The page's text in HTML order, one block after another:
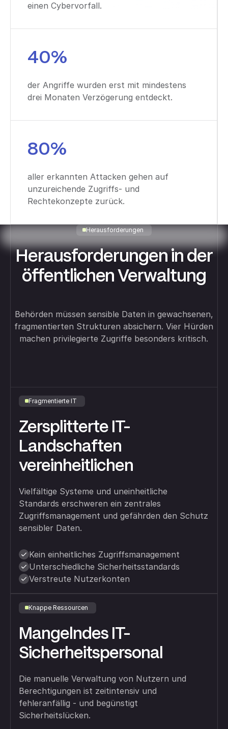
einen Cybervorfall.
40%
der Angriffe wurden erst mit mindestens
drei Monaten Verzögerung entdeckt.
80%
aller erkannten Attacken gehen auf
unzureichende Zugriffs- und
Rechtekonzepte zurück.
Herausforderungen
Herausforderungen in der
öffentlichen Verwaltung
Behörden müssen sensible Daten in gewachsenen,
fragmentierten Strukturen absichern. Vier Hürden
machen privilegierte Zugriffe besonders kritisch.
Fragmentierte IT
Zersplitterte IT-
Landschaften
vereinheitlichen
Vielfältige Systeme und uneinheitliche
Standards erschweren ein zentrales
Zugriffsmanagement und gefährden den Schutz
sensibler Daten.
Kein einheitliches Zugriffsmanagement
Unterschiedliche Sicherheitsstandards
Verstreute Nutzerkonten
Knappe Ressourcen
Mangelndes IT-
Sicherheitspersonal
Die manuelle Verwaltung von Nutzern und
Berechtigungen ist zeitintensiv und
fehleranfällig - und begünstigt
Sicherheitslücken.